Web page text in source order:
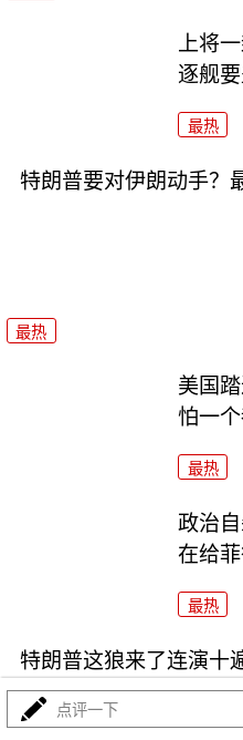
上将
逐舰要
最热
特朗普要对伊朗动手？
最热
美国
怕一
最热
政治
在给菲
最热
特朗普这狼来了连演十
点评一下